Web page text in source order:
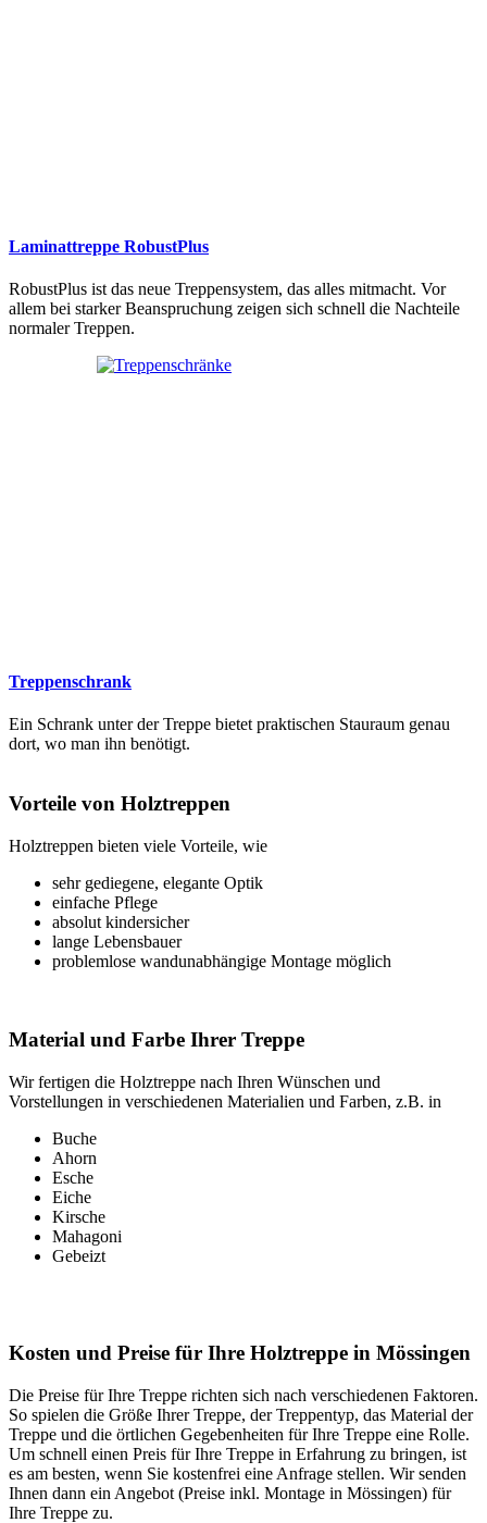
Laminattreppe RobustPlus
RobustPlus ist das neue Treppensystem, das alles mitmacht. Vor
allem bei starker Beanspruchung zeigen sich schnell die Nachteile
normaler Treppen.
Treppenschrank
Ein Schrank unter der Treppe bietet praktischen Stauraum genau
dort, wo man ihn benötigt.
Vorteile von Holztreppen
Holztreppen bieten viele Vorteile, wie
sehr gediegene, elegante Optik
einfache Pflege
absolut kindersicher
lange Lebensbauer
problemlose wandunabhängige Montage möglich
Material und Farbe Ihrer Treppe
Wir fertigen die Holztreppe nach Ihren Wünschen und
Vorstellungen in verschiedenen Materialien und Farben, z.B. in
Buche
Ahorn
Esche
Eiche
Kirsche
Mahagoni
Gebeizt
Kosten und Preise für Ihre Holztreppe in Mössingen
Die Preise für Ihre Treppe richten sich nach verschiedenen Faktoren.
So spielen die Größe Ihrer Treppe, der Treppentyp, das Material der
Treppe und die örtlichen Gegebenheiten für Ihre Treppe eine Rolle.
Um schnell einen Preis für Ihre Treppe in Erfahrung zu bringen, ist
es am besten, wenn Sie kostenfrei eine Anfrage stellen. Wir senden
Ihnen dann ein Angebot (Preise inkl. Montage in Mössingen) für
Ihre Treppe zu.